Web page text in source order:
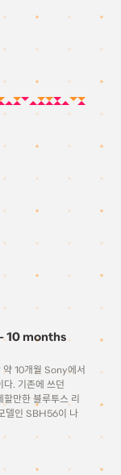
10 months
10개월 Sony에서
. 기존에 쓰던
만한 블루투스 리
델인 SBH56이 나